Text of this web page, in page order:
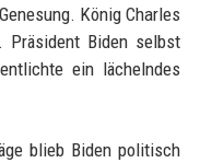
König Charles
Biden selbst
ein lächelndes
blieb Biden politisch